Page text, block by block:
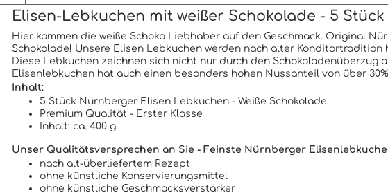
Elisen-Lebkuchen mit weißer Schokolade - 5
Hier kommen die weiße Schoko Liebhaber auf den Geschmack. Original
Schokolade! Unsere Elisen Lebkuchen werden nach alter
Diese Lebkuchen zeichnen sich nicht nur durch den Schokoladenüberzug
Elisenlebkuchen hat auch einen besonders hohen Nussanteil von über
Inhalt:
5 Stück Nürnberger Elisen Lebkuchen - Weiße Schokolade
Premium Qualität - Erster Klasse
Inhalt: ca. 400 g
Unser Qualitätsversprechen an Sie - Feinste Nürnberger
nach alt-überliefertem Rezept
ohne künstliche Konservierungsmittel
ohne künstliche Geschmacksverstärker